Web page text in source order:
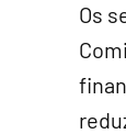
Os